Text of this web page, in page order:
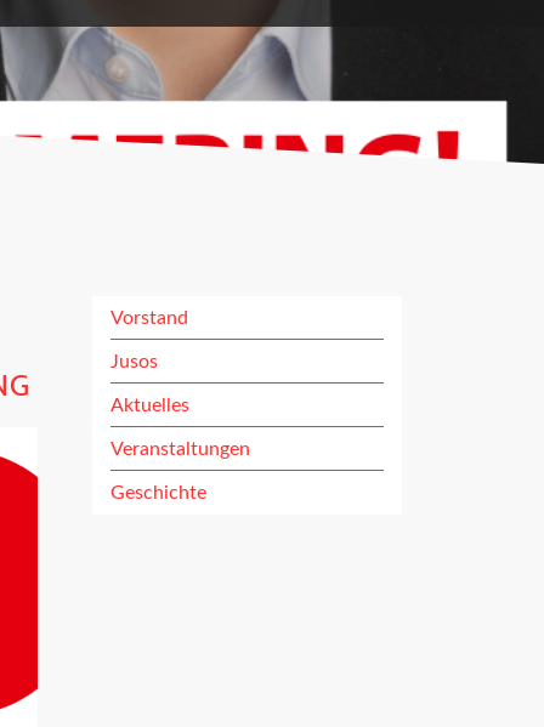
Vorstand
Jusos
Aktuelles
Veranstaltungen
Geschichte